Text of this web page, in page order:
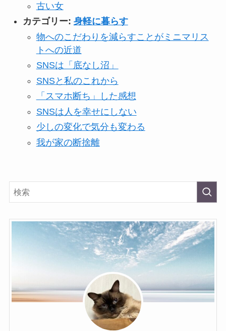
古い女
カテゴリー: 身軽に暮らす
物へのこだわりを減らすことがミニマリス
トへの近道
SNSは「底なし沼」
SNSと私のこれから
「スマホ断ち」した感想
SNSは人を幸せにしない
少しの変化で気分も変わる
我が家の断捨離